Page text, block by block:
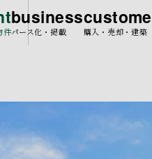
件
business
パース化・掲載 購入・売却・建築